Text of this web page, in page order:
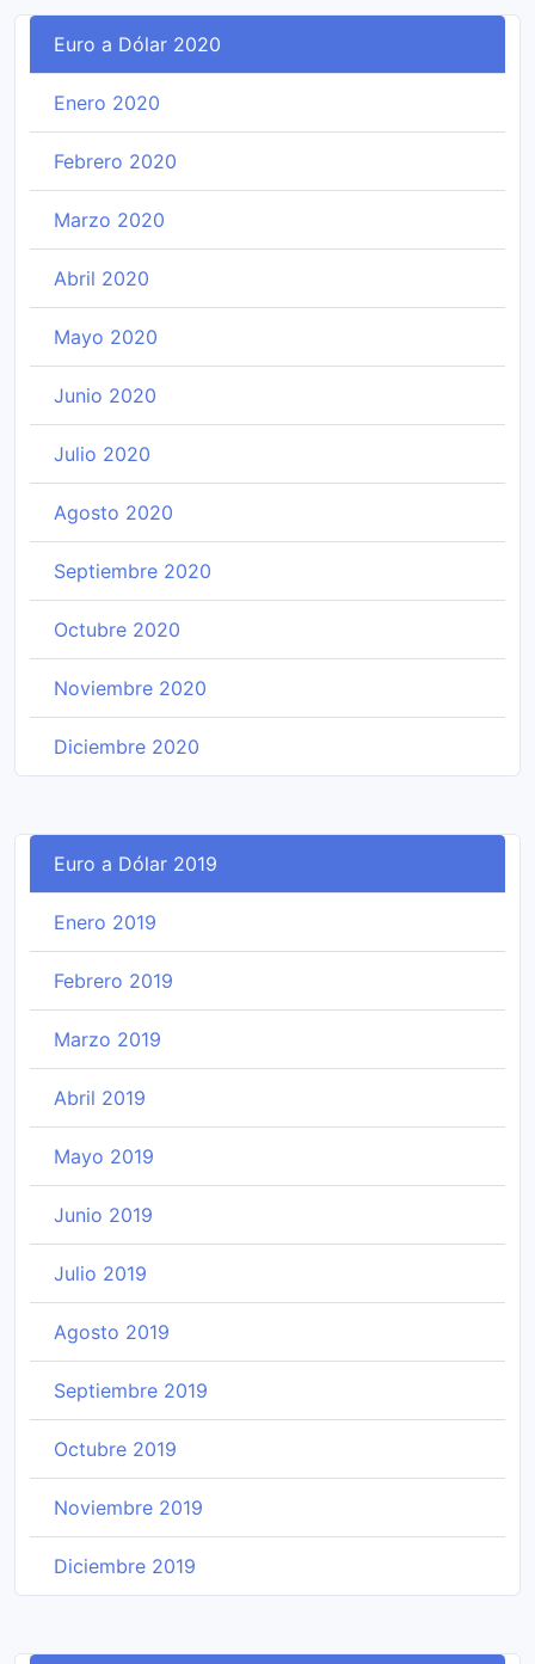
Euro a Dólar 2020
Enero 2020
Febrero 2020
Marzo 2020
Abril 2020
Mayo 2020
Junio 2020
Julio 2020
Agosto 2020
Septiembre 2020
Octubre 2020
Noviembre 2020
Diciembre 2020
Euro a Dólar 2019
Enero 2019
Febrero 2019
Marzo 2019
Abril 2019
Mayo 2019
Junio 2019
Julio 2019
Agosto 2019
Septiembre 2019
Octubre 2019
Noviembre 2019
Diciembre 2019